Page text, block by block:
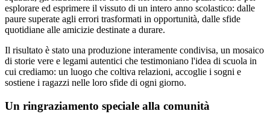
esplorare ed esprimere il vissuto di un intero anno scolastico: dalle
paure superate agli errori trasformati in opportunità, dalle sfide
quotidiane alle amicizie destinate a durare.
Il risultato è stato una produzione interamente condivisa, un mosaico
di storie vere e legami autentici che testimoniano l'idea di scuola in
cui crediamo: un luogo che coltiva relazioni, accoglie i sogni e
sostiene i ragazzi nelle loro sfide di ogni giorno.
Un ringraziamento speciale alla comunità